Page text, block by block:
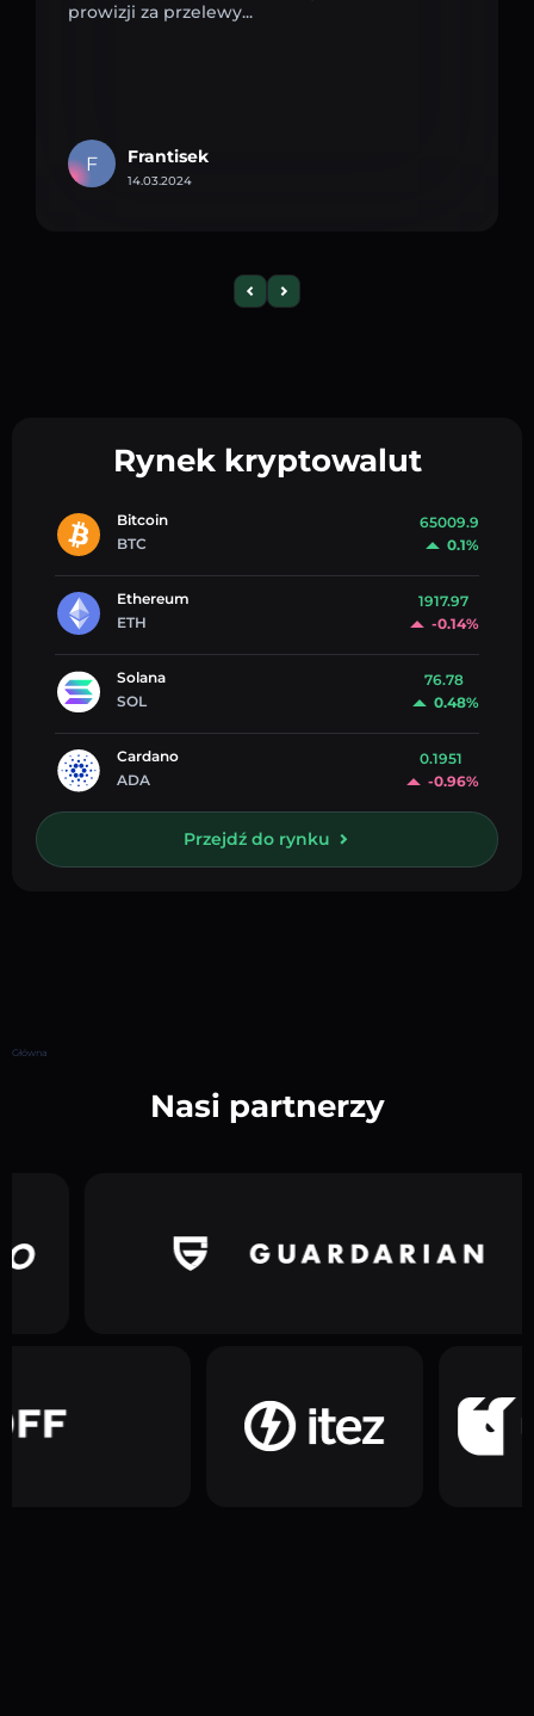
prowizji za przelewy...
F Frantisek
14.03.2024
Rynek kryptowalut
Bitcoin
BTC
65009.9
0.1%
Ethereum
ETH
1917.97
-0.14%
Solana
SOL
76.78
0.48%
Cardano
ADA
0.1951
-0.96%
Przejdź do rynku
Główna
Nasi partnerzy